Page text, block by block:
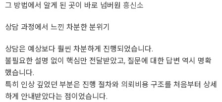
그 방법에서 알게 된 곳이 바로 넘버원 흥신소
상담 과정에서 느낀 차분한 분위기
상담은 예상보다 훨씬 차분하게 진행되었습니다.
불필요한 설명 없이 핵심만 전달받았고, 질문에 대한 답변 역시 명확
했습니다.
특히 인상 깊었던 부분은 진행 절차와 의뢰비용 구조를 처음부터 상세
하게 안내받았다는 점이었습니다.